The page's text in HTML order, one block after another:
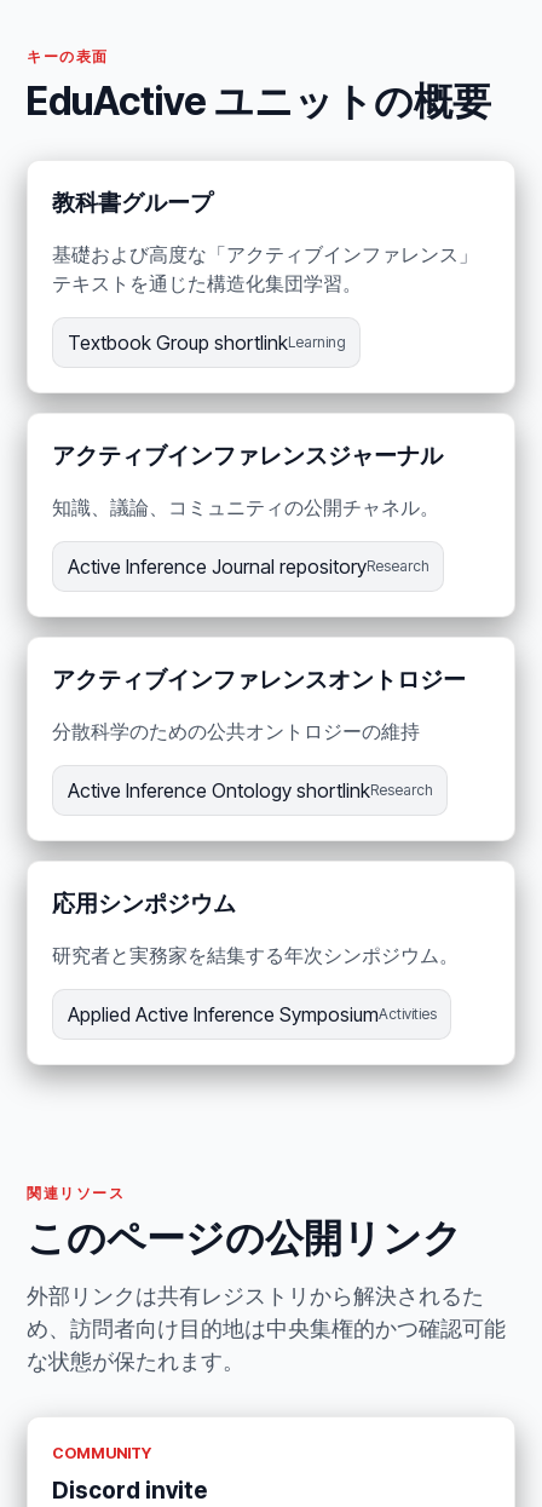
キーの表面
EduActive ユニットの概要
教科書グループ
基礎および高度な「アクティブインファレンス」
テキストを通じた構造化集団学習。
Textbook Group shortlinkLearning
アクティブインファレンスジャーナル
知識、議論、コミュニティの公開チャネル。
Active Inference Journal repositoryResearch
アクティブインファレンスオントロジー
分散科学のための公共オントロジーの維持
Active Inference Ontology shortlinkResearch
応用シンポジウム
研究者と実務家を結集する年次シンポジウム。
Applied Active Inference SymposiumActivities
関連リソース
このページの公開リンク
外部リンクは共有レジストリから解決されるた
め、訪問者向け目的地は中央集権的かつ確認可能
な状態が保たれます。
COMMUNITY
Discord invite